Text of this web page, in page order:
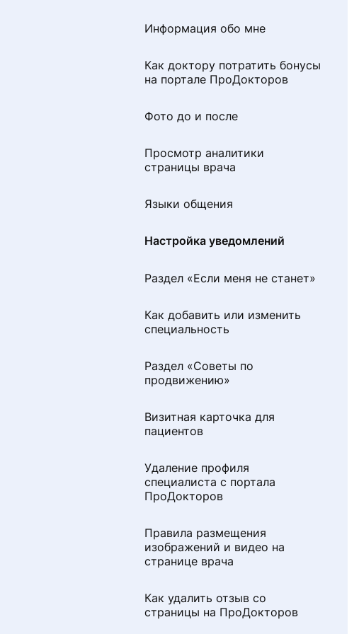
портала ПроДокторов
происходит дальше
Написал отзыв и не вижу его
загружать документы при
оставлении отзыва
Сбор отзыва через звонок
(обновление станет доступно
10.08.2026)
Информация обо мне
Как доктору потратить бонусы
на портале ПроДокторов
Фото до и после
Просмотр аналитики
страницы врача
Языки общения
Настройка уведомлений
Раздел «Если меня не станет»
Как добавить или изменить
специальность
Раздел «Советы по
продвижению»
Визитная карточка для
пациентов
Удаление профиля
специалиста с портала
ПроДокторов
Правила размещения
изображений и видео на
странице врача
Как удалить отзыв со
страницы на ПроДокторов